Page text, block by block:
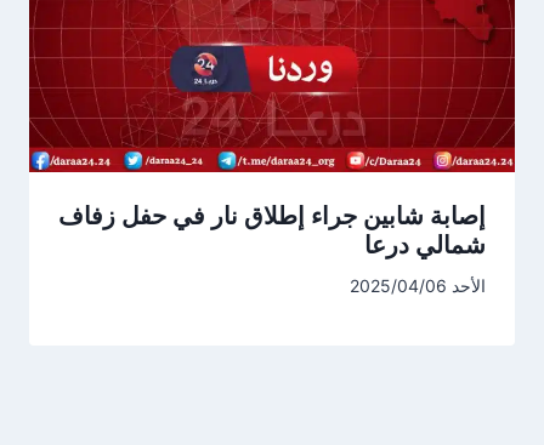
إصابة شابين جراء إطلاق نار في حفل زفاف
شمالي درعا
الأحد 2025/04/06